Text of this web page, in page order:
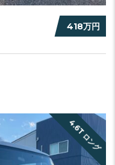
418万円
4.6T ロング